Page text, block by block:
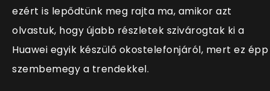
ezért is lepődtünk meg rajta ma, amikor azt
olvastuk, hogy újabb részletek szivárogtak ki a
Huawei egyik készülő okostelefonjáról, mert ez épp
szembemegy a trendekkel.